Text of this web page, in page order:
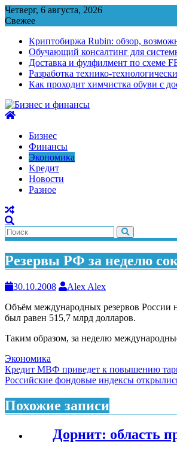
Перейти
к
Четверг, 6 августа, 2026
Свежее
Криптобиржа Rubin: обзор,
Обучающий консалтинг для
Доставка и фулфилмент по схеме
Разработка технико-
Как проходит химчистка обуви с
Бизнес
Финансы
Экономика
Kредит
Новости
Разное
Резервы РФ за неделю
30.10.2008
Alex Alex
Объём международных резервов России
был равен 515,7 млрд долларов.
Таким образом, за неделю
Экономика
Навигация
по
записям
Кредит МВФ приведет к повышению
Российские фондовые индексы
Похожие записи
Дорнит: область